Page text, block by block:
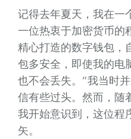
记得去年夏天，我在一
一位热衷于加密货币的
精心打造的数字钱包，
包多安全，即使我的电
也不会丢失。”我当时
信有些过头。然而，随
我开始意识到，这位程
矢。